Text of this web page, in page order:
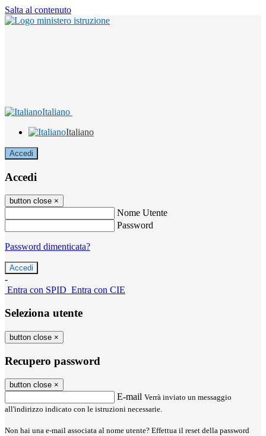
Salta al contenuto
Italiano
Italiano
Accedi
Accedi
button close ×
Nome Utente
Password
Password dimenticata?
-
Entra con SPID Entra con CIE
Seleziona utente
button close ×
Recupero password
button close ×
E-mail Verrà inviato un messaggio
all'indirizzo indicato con le istruzioni necessarie.
Non hai una e-mail associata al nome utente? Effettua il reset della password